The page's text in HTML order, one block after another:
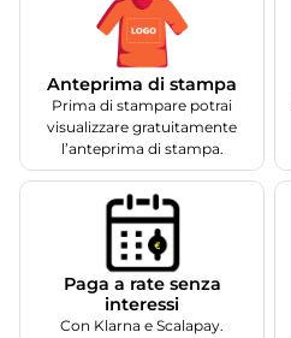
Anteprima di stampa
Prima di stampare potrai
visualizzare gratuitamente
l’anteprima di stampa.
Paga a rate senza
interessi
Con Klarna e Scalapay.